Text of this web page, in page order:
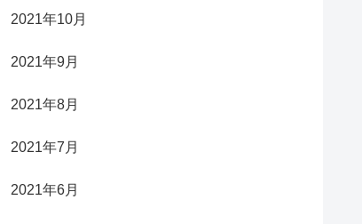
2021年10月
2021年9月
2021年8月
2021年7月
2021年6月